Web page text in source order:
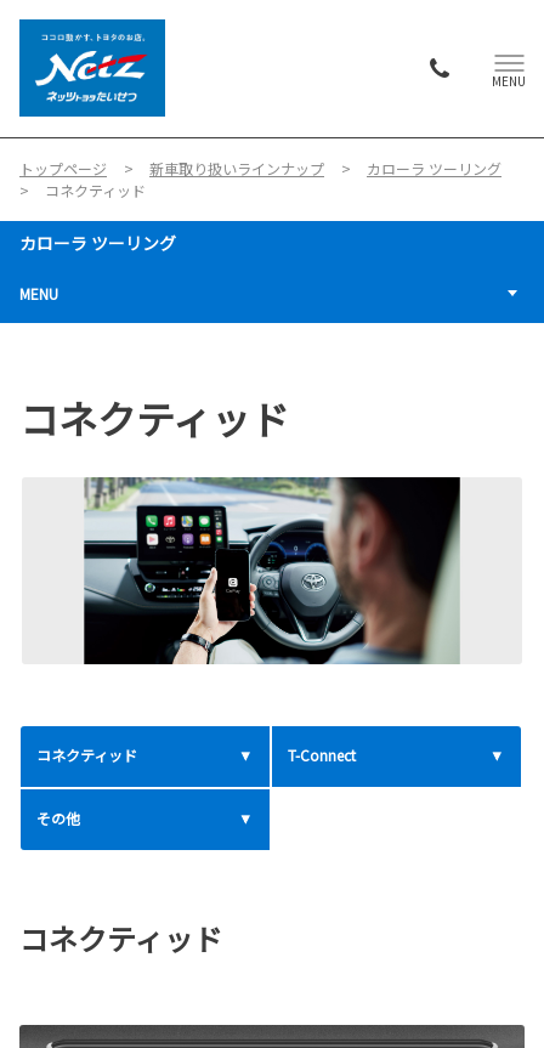
MENU
トップページ 新車取り扱いラインナップ
カローラ ツーリング
コネクティッド
カローラ ツーリング
MENU
コネクティッド
コネクティッド T-Connect
その他
コネクティッド